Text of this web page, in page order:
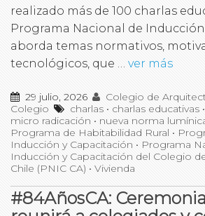
realizado más de 100 charlas
Programa Nacional de
aborda temas normativos,
tecnológicos, que … ver más
29 julio, 2026
Colegio de
Colegio
charlas • charlas educativas •
micro radicación • nueva norma
Programa de Habitabilidad Rural •
Inducción y Capacitación • Programa
Inducción y Capacitación del Colegio
Chile (PNIC CA) • Vivienda
#84AñosCA: